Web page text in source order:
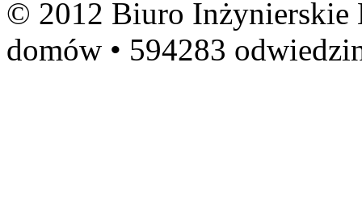
© 2012 Biuro Inżynierskie
domów • 594283